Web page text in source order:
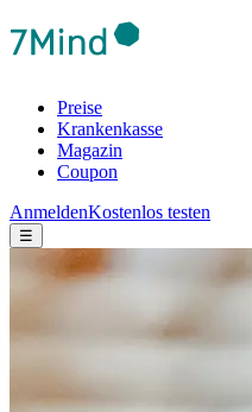
Preise
Krankenkasse
Magazin
Coupon
AnmeldenKostenlos testen
☰